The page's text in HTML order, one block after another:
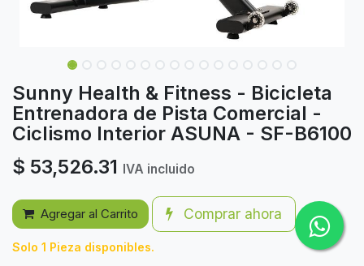
Sunny Health & Fitness - Bicicleta
Entrenadora de Pista Comercial -
Ciclismo Interior ASUNA - SF-B6100
$ 53,526.31 IVA incluido
Agregar al Carrito Comprar ahora
Solo 1 Pieza disponibles.